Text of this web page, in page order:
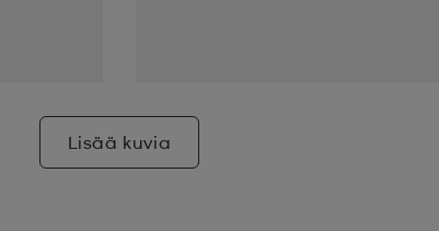
Lisää kuvia